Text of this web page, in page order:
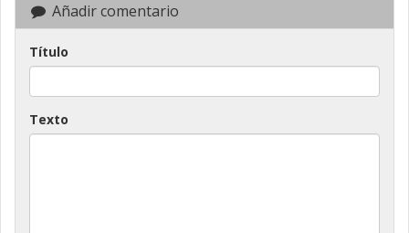
Añadir comentario
Título
Texto